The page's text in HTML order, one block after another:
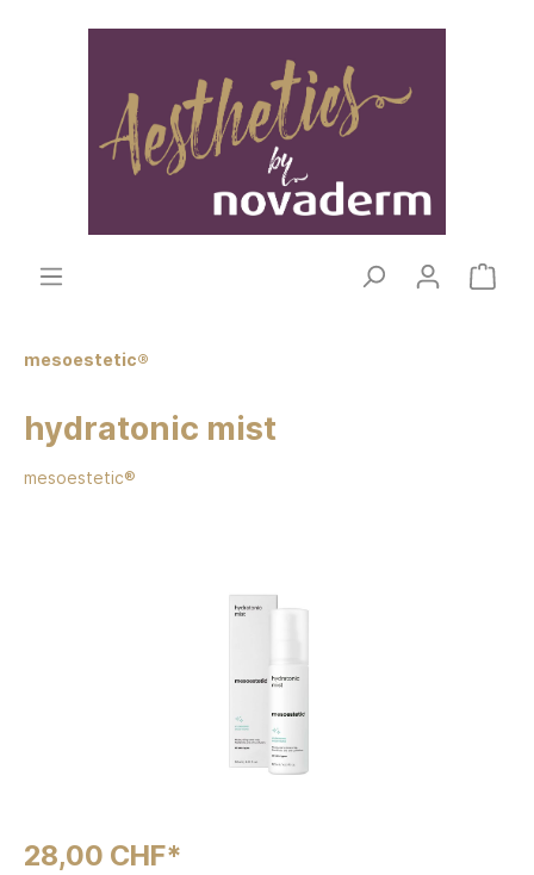
mesoestetic®
hydratonic mist
mesoestetic®
28,00 CHF*